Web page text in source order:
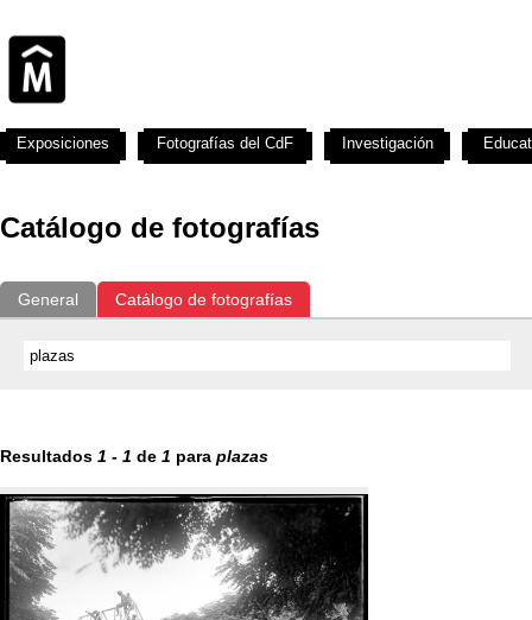
Catálogo de fotografías
General Catálogo de fotografías
Resultados 1 - 1 de 1 para plazas
Exposiciones Fotografías del CdF Investigación